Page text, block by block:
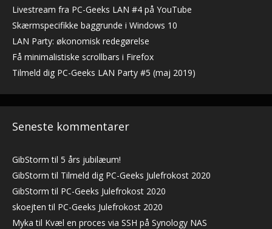
Livestream fra PC-Geeks LAN #4 på YouTube
Skærmspecifikke baggrunde i Windows 10
LAN Party: økonomisk redegørelse
Få minimalistiske scrollbars i Firefox
Tilmeld dig PC-Geeks LAN Party #5 (maj 2019)
Seneste kommentarer
GibStorm til 5 års jubilæum!
GibStorm til Tilmeld dig PC-Geeks Julefrokost 2020
GibStorm til PC-Geeks Julefrokost 2020
skoejten til PC-Geeks Julefrokost 2020
Myka til Kvæl en proces via SSH på Synology NAS